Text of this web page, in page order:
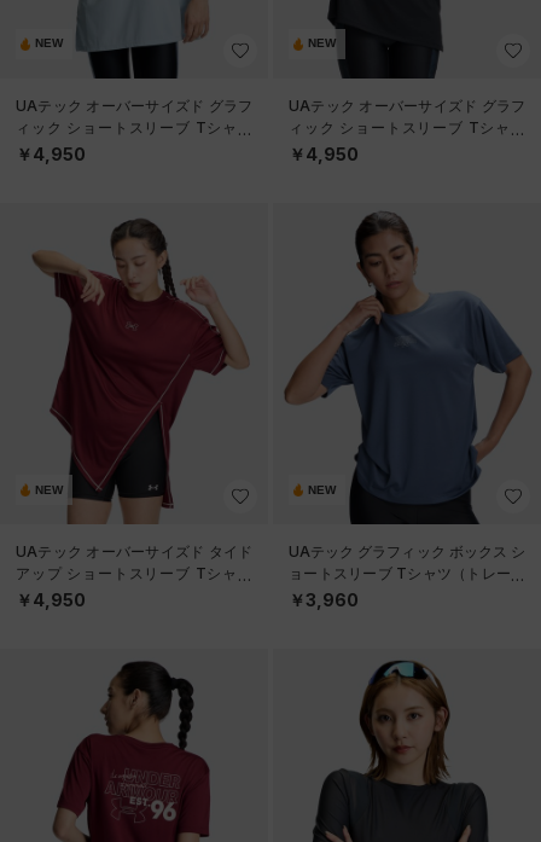
NEW
UAテック オーバーサイズド グラフ
ィック ショートスリーブ Tシャツ
（トレーニング/WOMEN）
￥4,950
NEW
UAテック オーバーサイズド グラフ
ィック ショートスリーブ Tシャツ
（トレーニング/WOMEN）
￥4,950
NEW
UAテック オーバーサイズド タイド
アップ ショートスリーブ Tシャツ
（トレーニング/WOMEN）
￥4,950
NEW
UAテック グラフィック ボックス シ
ョートスリーブ Tシャツ（トレーニ
ング/WOMEN）
￥3,960